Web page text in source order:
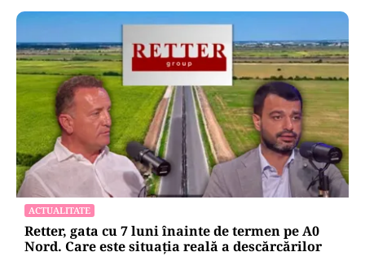
ACTUALITATE
Retter, gata cu 7 luni înainte de termen pe A0
Nord. Care este situația reală a descărcărilor